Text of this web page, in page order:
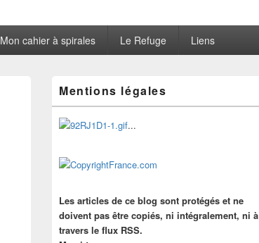
Mon cahier à spirales Le Refuge Liens
principale
de
widget
pour
barre
latérale
Mentions légales
...
Les articles de ce blog sont protégés et ne
doivent pas être copiés, ni intégralement, ni à
travers le flux RSS.